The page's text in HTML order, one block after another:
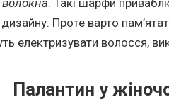
дизайну. Проте варто
електризувати волосся,
Палантин у